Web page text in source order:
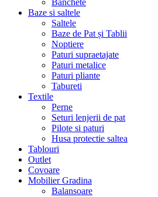
Banchete
Baze si saltele
Saltele
Baze de Pat și Tablii
Noptiere
Paturi supraetajate
Paturi metalice
Paturi pliante
Tabureti
Textile
Perne
Seturi lenjerii de pat
Pilote si paturi
Husa protectie saltea
Tablouri
Outlet
Covoare
Mobilier Gradina
Balansoare